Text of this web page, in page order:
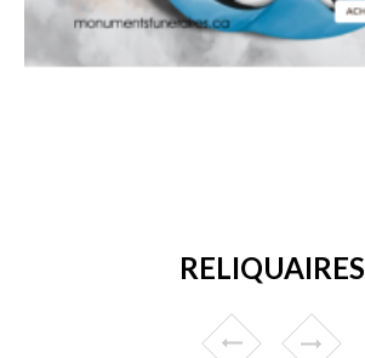
RELIQUAIRES